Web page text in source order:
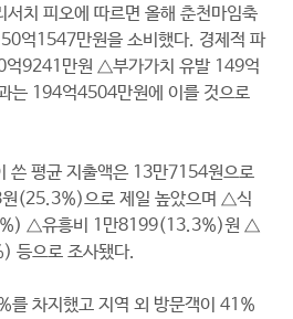
서치 피오에 따르면 올해 춘천마임축
억1547만원을 소비했다. 경제적 파
9241만원 △부가가치 유발 149억
는 194억4504만원에 이를 것으로
쓴 평균 지출액은 13만7154원으로
(25.3%)으로 제일 높았으며 △식
△유흥비 1만8199(13.3%)원 △
등으로 조사됐다.
를 차지했고 지역 외 방문객이 41%